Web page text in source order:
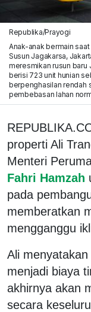
Republika/Prayogi
Anak-anak bermain
Susun Jagakarsa,
meresmikan rusun baru
berisi 723 unit hunian
berpenghasilan rendah
pembebasan lahan
properti Ali
Menteri
Fahri Hamzah
pada
memberatkan
mengganggu
Ali
menjadi biaya
akhirnya akan
secara